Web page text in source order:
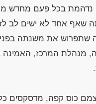
בכל פעם מחדש
שאף אחד לא ישים לב
שתפרוש את משנתה
מנהלת המרכז,
כוס קפה, מדסקסים